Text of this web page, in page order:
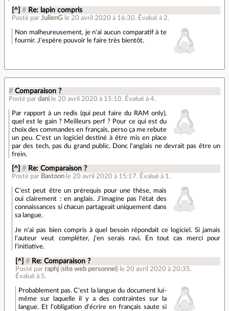
[^] # Re: lapin compris
Posté parJulienG le 20 avril 2020 à 16:30. Évalué à 2.
Non malheureusement, je n'ai aucun comparatif à te
fournir. J'espère pouvoir le faire très bientôt.
# Comparaison ?
Posté par dani le 20 avril 2020 à 15:10. Évalué à 4.
Par rapport à un redis (qui peut faire du RAM only),
quel est le gain ? Meilleurs perf ? Pour ce qui est du
choix des commandes en français, perso ça me rebute
un peu. C'est un logiciel destiné à être mis en place
par des tech, pas du grand public. Donc l'anglais ne devrait pas être un
frein.
[^] # Re: Comparaison ?
Posté par Bastoon le 20 avril 2020 à 15:17. Évalué à 1.
C'est peut être un prérequis pour une thèse, mais
oui clairement : en anglais. J'imagine pas l'état des
connaissances si chacun partageait uniquement dans
sa langue.
Je n'ai pas bien compris à quel besoin répondait ce logiciel. Si jamais
l'auteur veut compléter, j'en serais ravi. En tout cas merci pour
l'initiative.
[^] # Re: Comparaison ?
Posté par raphj(site web personnel ) le 20 avril 2020 à 20:35.
Évalué à 5.
Probablement pas. C'est la langue du document lui-
même sur laquelle il y a des contraintes sur la
langue. Et l'obligation d'écrire en français saute si